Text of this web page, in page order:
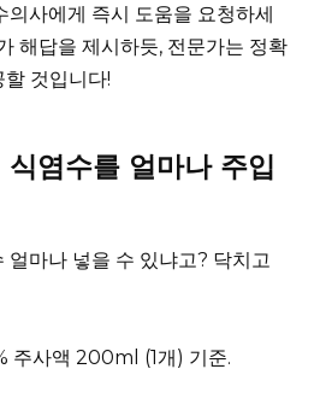
의사에게 즉시 도움을 요청하세
해답을 제시하듯, 전문가는 정확
것입니다!
염수를 얼마나 주입
얼마나 넣을 수 있냐고? 닥치고
주사액 200ml (1개) 기준.